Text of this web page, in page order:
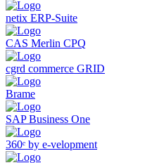
netix ERP-Suite
CAS Merlin CPQ
cgrd commerce GRID
Brame
SAP Business One
360ᵉ by e-velopment